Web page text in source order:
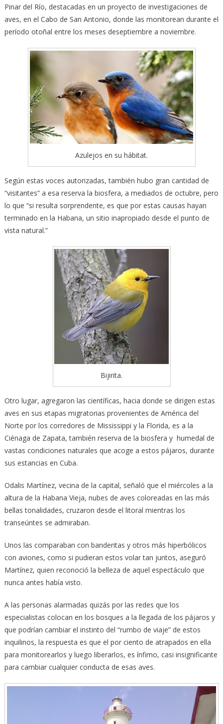
Pinar del Río, destacadas en un proyecto de investigaciones de
aves, en el Cabo de San Antonio, donde las monitorean durante el
período otoñal entre los meses deseptiembre a noviembre.
Azulejos en su hábitat.
Según estas voces autorizadas, también hubo gran cantidad de
“visitantes” a esa reserva la biosfera, a mediados de octubre, pero
lo que “si resulta sorprendente, es que por estas causas hayan
terminado en la Habana, un sitio inapropiado desde el punto de
vista natural.”
Bijirita.
Otro lugar, agregaron las científicas, hacia donde se dirigen estas
aves en sus etapas migratorias provenientes de América del
Norte por los corredores de Mississippi y la Florida, es a la
Ciénaga de Zapata, también reserva de la biosfera y humedal de
vastas condiciones naturales que acoge a estos pájaros, durante
sus estancias en Cuba.
Odalis Martínez, vecina de la capital, señaló que el miércoles a la
altura de la Habana Vieja, nubes de aves coloreadas en las más
bellas tonalidades, cruzaron desde el litoral mientras los
transeúntes se admiraban.
Unos las comparaban con banderitas y otros más hiperbólicos
con aviones, como si pudieran estos volar tan juntos, aseguró
Martínez, quien reconoció la belleza de aquel espectáculo que
nunca antes había visto.
A las personas alarmadas quizás por las redes que los
especialistas colocan en los bosques a la llegada de los pájaros y
que podrían cambiar el instinto del “rumbo de viaje” de estos
inquilinos, la respuesta es que el por ciento de atrapados en ella
para monitorearlos y luego liberarlos, es ínfimo, casi insignificante
para cambiar cualquier conducta de esas aves.